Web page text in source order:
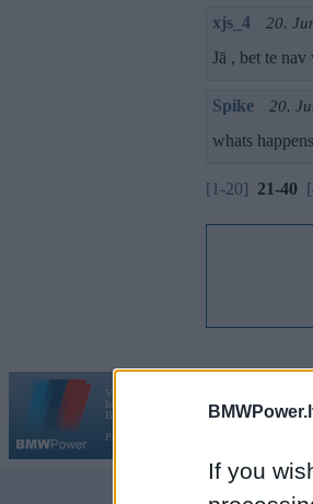
If you
xjs_4 20.
Jā , bet te
Spike 20.
whats
[1-20] 21-40
Vortāls BMWPower.lv darbojas
kopš 2002. gada 14. maija. Tas nav auto klubs
BMW AG.
Par BMWPower